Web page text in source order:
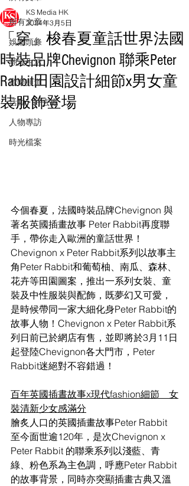
所有文章
娛樂頭條
潮流生活
音樂頻道
活動・好去處
人物專訪
時光檔案
「穿」梭春夏童話世界法國
時裝品牌Chevignon 聯乘Peter
Rabbit田園設計細節x男女童
裝服飾登場
KS Media HK
2024年3月5日
今個春夏，法國時裝品牌Chevignon 與
著名英國插畫故事 Peter Rabbit再度聯
手，帶你走入歐洲的童話世界！
Chevignon x Peter Rabbit系列以故事主
角Peter Rabbit和葡萄柚、南瓜、森林、
花卉等田園圖案，推出一系列女裝、童
裝及中性服裝與配飾，既夢幻又可愛，
是時候帶同一家大細化身Peter Rabbit的
故事人物！Chevignon x Peter Rabbit系
列日前已於網店有售，並即將於3月11日
起登陸Chevignon各大門市，Peter
Rabbit迷絕對不容錯過！
百年英國插晝故事x現代fashion細節　女
裝清新少女感滿分
膾炙人口的英國插畫故事Peter Rabbit
至今面世逾120年，是次Chevignon x
Peter Rabbit 的聯乘系列以淺藍、青
綠、粉色系為主色調，呼應Peter Rabbit
的故事背景，同時亦突顯插畫古典又溫